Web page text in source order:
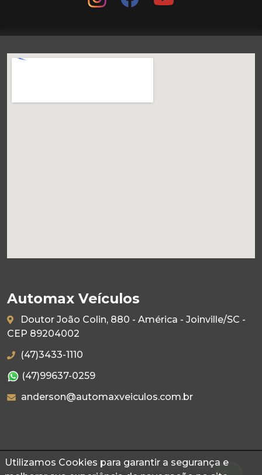
Utilizamos Cookies para garantir a segurança e
Automax Veículos
Doutor João Colin, 880 - América - Joinville/SC -
CEP 89204002
(47)3433-1110
(47)99637-0259
anderson@automaxveiculos.com.br
© 2026 Autoconf. Todos os direitos reservados.